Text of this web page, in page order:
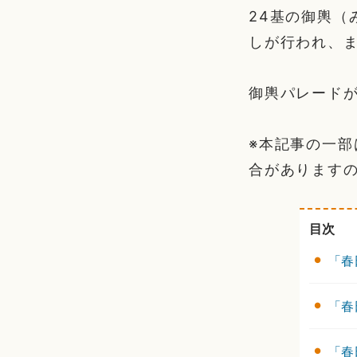
24基の御輿（
しが行われ、
御輿パレード
※本記事の一
合があります
目次
「
「
「